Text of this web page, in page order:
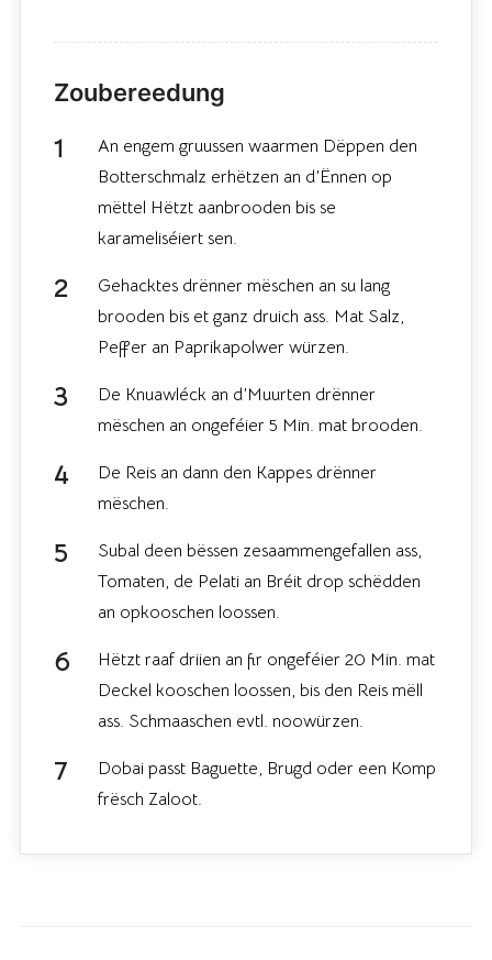
Zoubereedung
An engem gruussen waarmen Dëppen den
Botterschmalz erhëtzen an d’Ënnen op
mëttel Hëtzt aanbrooden bis se
karameliséiert sen.
Gehacktes drënner mëschen an su lang
brooden bis et ganz druich ass. Mat Salz,
Peffer an Paprikapolwer würzen.
De Knuawléck an d’Muurten drënner
mëschen an ongeféier 5 Min. mat brooden.
De Reis an dann den Kappes drënner
mëschen.
Subal deen bëssen zesaammengefallen ass,
Tomaten, de Pelati an Bréit drop schëdden
an opkooschen loossen.
Hëtzt raaf driien an fir ongeféier 20 Min. mat
Deckel kooschen loossen, bis den Reis mëll
ass. Schmaaschen evtl. noowürzen.
Dobai passt Baguette, Brugd oder een Komp
frësch Zaloot.